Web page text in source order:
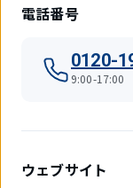
電話番号
0120-
9:00-17:00
ウェブサイト